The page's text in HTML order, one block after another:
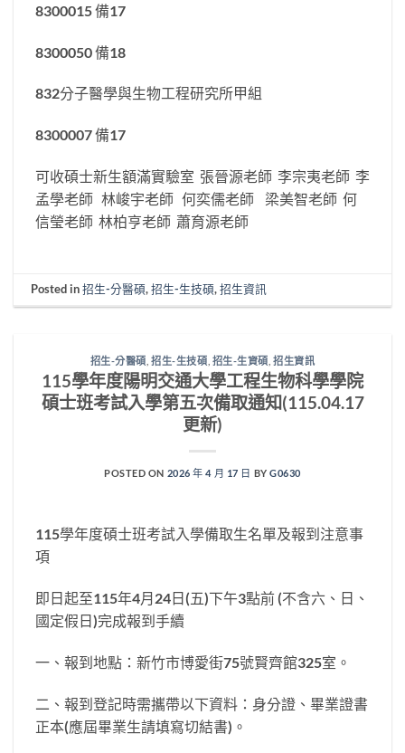
8300015 備17
8300050 備18
832分子醫學與生物工程研究所甲組
8300007 備17
可收碩士新生額滿實驗室 張晉源老師 李宗夷老師 李
孟學老師 林峻宇老師 何奕儒老師 梁美智老師 何
信瑩老師 林柏亨老師 蕭育源老師
Posted in招生-分醫碩,招生-生技碩,招生資訊
招生-分醫碩 ,招生-生技碩 招生-生資碩 ,招生資訊
115學年度陽明交通大學工程生物科學學院
碩士班考試入學第五次備取通知(115.04.17
更新)
POSTED ON 2026 年 4 月 17 日 BYG0630
115學年度碩士班考試入學備取生名單及報到注意事
項
即日起至115年4月24日(五)下午3點前 (不含六、日、
國定假日)完成報到手續
一、報到地點：新竹市博愛街75號賢齊館325室。
二、報到登記時需攜帶以下資料：身分證、畢業證書
正本(應屆畢業生請填寫切結書)。